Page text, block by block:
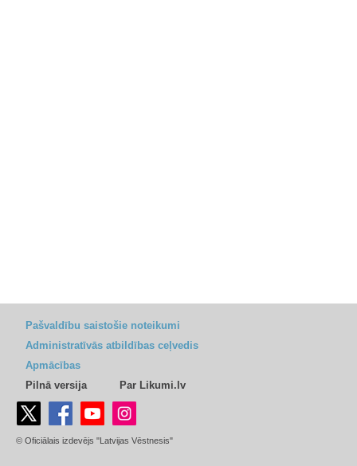
Pašvaldību saistošie noteikumi
Administratīvās atbildības ceļvedis
Apmācības
Pilnā versija
Par Likumi.lv
© Oficiālais izdevējs "Latvijas Vēstnesis"